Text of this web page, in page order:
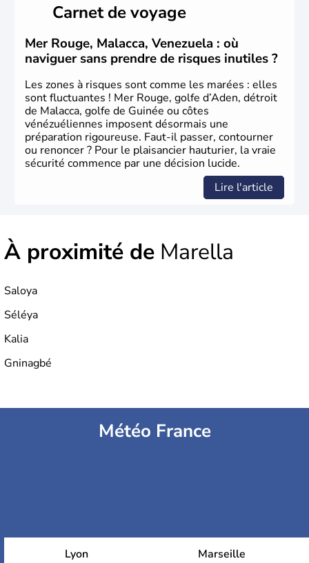
Carnet de voyage
Mer Rouge, Malacca, Venezuela : où
naviguer sans prendre de risques inutiles ?
Les zones à risques sont comme les marées : elles
sont fluctuantes ! Mer Rouge, golfe d’Aden, détroit
de Malacca, golfe de Guinée ou côtes
vénézuéliennes imposent désormais une
préparation rigoureuse. Faut-il passer, contourner
ou renoncer ? Pour le plaisancier hauturier, la vraie
sécurité commence par une décision lucide.
Lire l'article
À proximité de Marella
Saloya
Séléya
Kalia
Gninagbé
Météo France
Lyon Marseille